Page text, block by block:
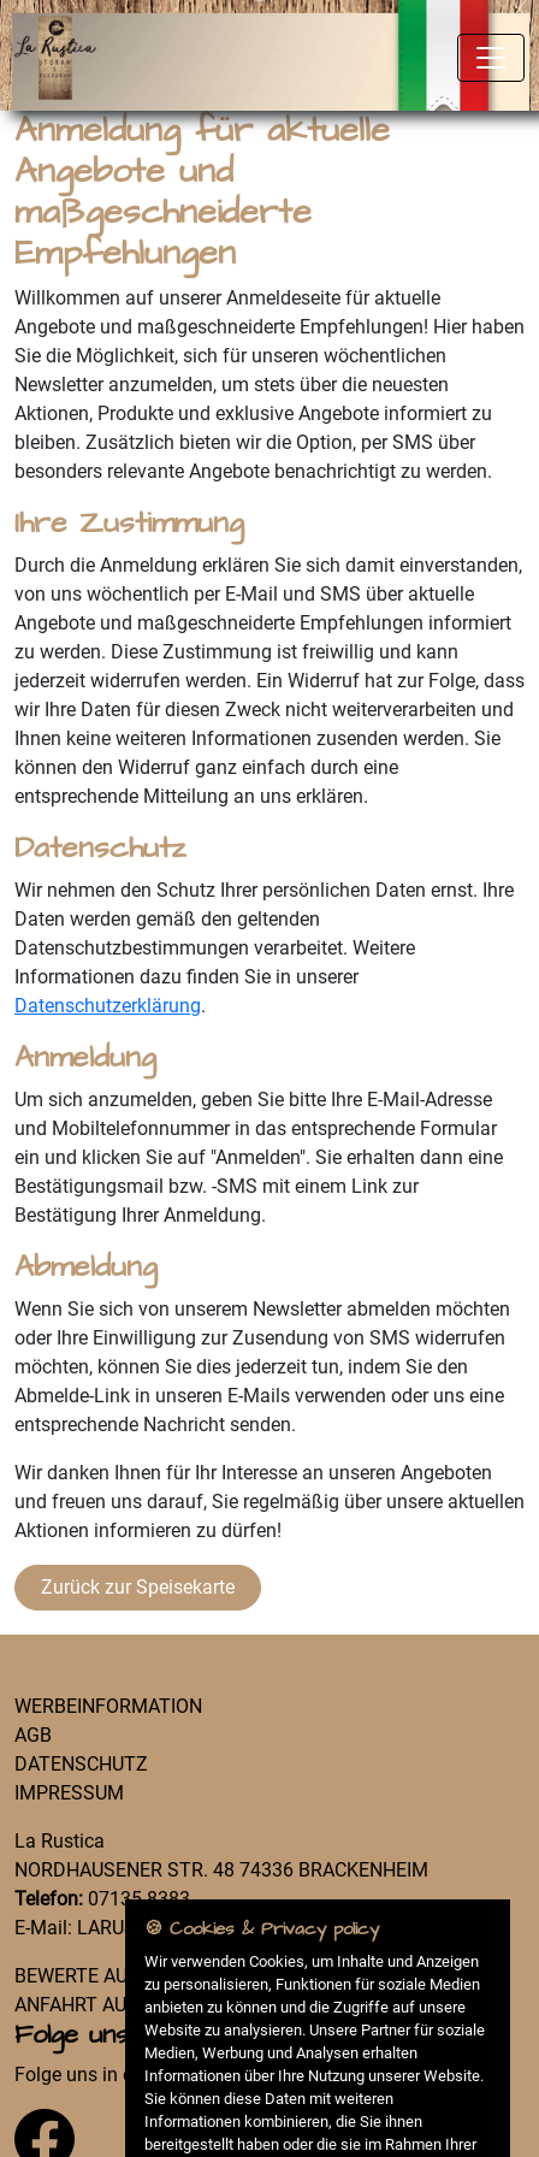
Anmeldung für aktuelle
Angebote und
maßgeschneiderte
Empfehlungen
Willkommen auf unserer Anmeldeseite für aktuelle
Angebote und maßgeschneiderte Empfehlungen! Hier haben
Sie die Möglichkeit, sich für unseren wöchentlichen
Newsletter anzumelden, um stets über die neuesten
Aktionen, Produkte und exklusive Angebote informiert zu
bleiben. Zusätzlich bieten wir die Option, per SMS über
besonders relevante Angebote benachrichtigt zu werden.
Ihre Zustimmung
Durch die Anmeldung erklären Sie sich damit einverstanden,
von uns wöchentlich per E-Mail und SMS über aktuelle
Angebote und maßgeschneiderte Empfehlungen informiert
zu werden. Diese Zustimmung ist freiwillig und kann
jederzeit widerrufen werden. Ein Widerruf hat zur Folge, dass
wir Ihre Daten für diesen Zweck nicht weiterverarbeiten und
Ihnen keine weiteren Informationen zusenden werden. Sie
können den Widerruf ganz einfach durch eine
entsprechende Mitteilung an uns erklären.
Datenschutz
Wir nehmen den Schutz Ihrer persönlichen Daten ernst. Ihre
Daten werden gemäß den geltenden
Datenschutzbestimmungen verarbeitet. Weitere
Informationen dazu finden Sie in unserer
Datenschutzerklärung.
Anmeldung
Um sich anzumelden, geben Sie bitte Ihre E-Mail-Adresse
und Mobiltelefonnummer in das entsprechende Formular
ein und klicken Sie auf "Anmelden". Sie erhalten dann eine
Bestätigungsmail bzw. -SMS mit einem Link zur
Bestätigung Ihrer Anmeldung.
Abmeldung
Wenn Sie sich von unserem Newsletter abmelden möchten
oder Ihre Einwilligung zur Zusendung von SMS widerrufen
möchten, können Sie dies jederzeit tun, indem Sie den
Abmelde-Link in unseren E-Mails verwenden oder uns eine
entsprechende Nachricht senden.
Wir danken Ihnen für Ihr Interesse an unseren Angeboten
und freuen uns darauf, Sie regelmäßig über unsere aktuellen
Aktionen informieren zu dürfen!
Zurück zur Speisekarte
WERBEINFORMATION
AGB
DATENSCHUTZ
IMPRESSUM
La Rustica
NORDHAUSENER STR. 48 74336 BRACKENHEIM
Telefon: 07135 8383
E-Mail: LARUSTICA.HAUSEN@GMAIL.COM
BEWERTE AUF GOOGLE
ANFAHRT AUF GOOGLE MAPS
Folge uns
Folge uns in den sozialen Netzwerken.
🍪 Cookies & Privacy policy
Wir verwenden Cookies, um Inhalte und Anzeigen
zu personalisieren, Funktionen für soziale Medien
anbieten zu können und die Zugriffe auf unsere
Website zu analysieren. Unsere Partner für soziale
Medien, Werbung und Analysen erhalten
Informationen über Ihre Nutzung unserer Website.
Sie können diese Daten mit weiteren
Informationen kombinieren, die Sie ihnen
bereitgestellt haben oder die sie im Rahmen Ihrer